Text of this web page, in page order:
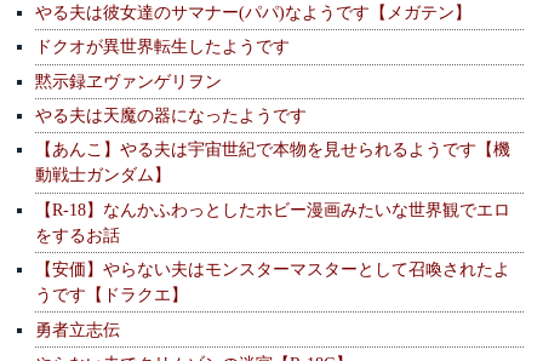
やる夫は彼女達のサマナー(パパ)なようです【メガテン】
ドクオが異世界転生したようです
黙示録ヱヴァンゲリヲン
やる夫は天魔の器になったようです
【あんこ】やる夫は宇宙世紀で本物を見せられるようです【機
動戦士ガンダム】
【R-18】なんかふわっとしたホビー漫画みたいな世界観でエロ
をするお話
【安価】やらない夫はモンスターマスターとして召喚されたよ
うです【ドラクエ】
勇者立志伝